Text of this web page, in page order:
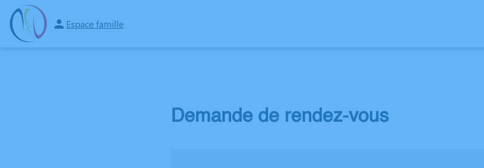
Aller
contenu
Espace famille
NOS SERVICES NOTRE AGENCE
Demande de rendez-vous